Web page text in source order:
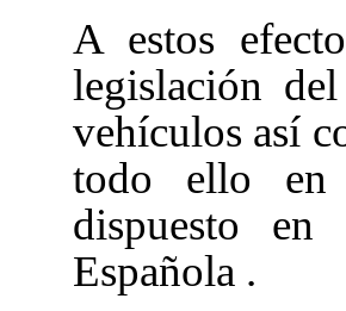
A estos
legislación
vehículos así
todo ello en
dispuesto
Española .